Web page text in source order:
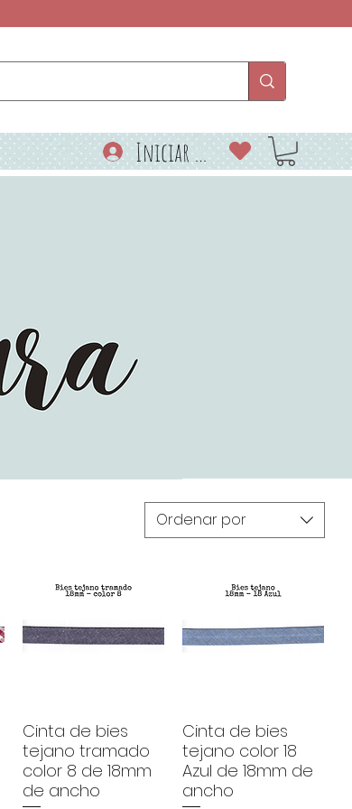
Iniciar sesión
Ordenar por
Cinta de bies
tejano tramado
color 8 de 18mm
de ancho
Cinta de bies
tejano color 18
Azul de 18mm de
ancho